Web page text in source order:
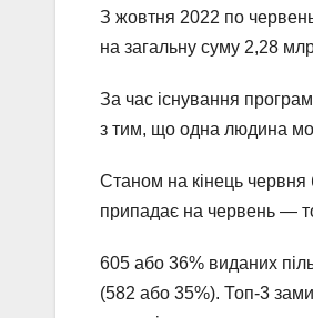
З жовтня 2022 по
на загальну суму 2,28
За час існування
з тим, що одна людина
Станом на кінець червня
припадає на червень —
605 або 36% виданих
(582 або 35%). Топ-3